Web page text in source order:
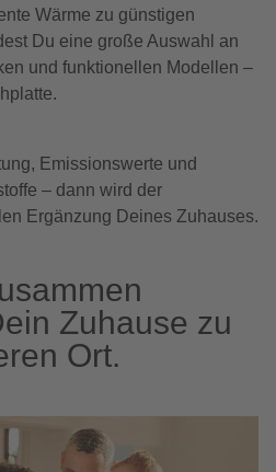
Wärme zu günstigen
Du eine große Auswahl an
und funktionellen Modellen –
Emissionswerte und
– dann wird der
Ergänzung Deines Zuhauses.
Zuhause zu
Ort.